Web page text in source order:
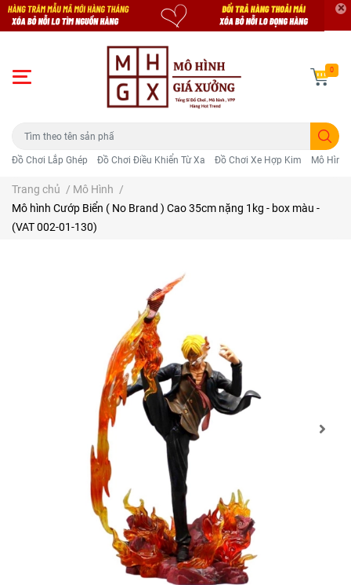
Đồ Chơi Lắp Ghép Đồ Chơi Điều Khiển Từ Xa Đồ Chơi Xe Hợp Kim Mô Hình
0
Trang chủ / Mô Hình /
Mô hình Cướp Biển ( No Brand ) Cao 35cm nặng 1kg - box màu -
(VAT 002-01-130)